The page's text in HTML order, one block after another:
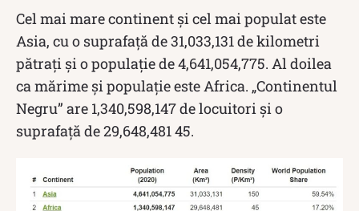
Cel mai mare continent și cel mai populat este
Asia, cu o suprafață de 31,033,131 de kilometri
pătrați și o populație de 4,641,054,775. Al doilea
ca mărime și populație este Africa. „Continentul
Negru” are 1,340,598,147 de locuitori și o
suprafață de 29,648,481 45.